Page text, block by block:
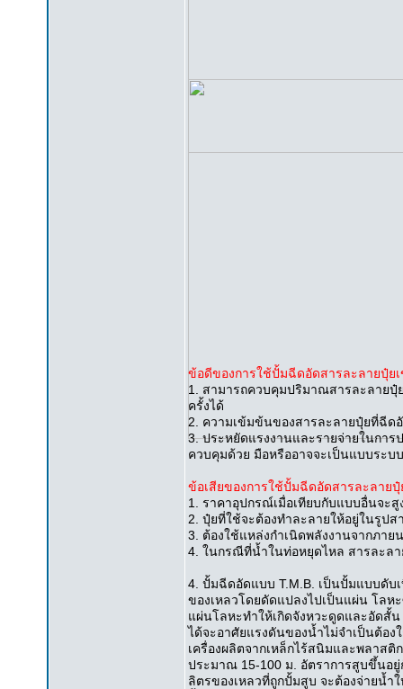
ข้อดีของการใช้ปั้มฉีดอัดสารละลายปุ๋ย
1. สามารถควบคุมปริมาณสารละลาย
ครั้งได้
2. ความเข้มข้นของสารละลายปุ๋ยที่ฉีด
3. ประหยัดแรงงานและรายจ่ายในกา
ควบคุมด้วย มือหรืออาจจะเป็นแบบระบ
ข้อเสียของการใช้ปั้มฉีดอัดสารละลายปุ๋
1. ราคาอุปกรณ์เมื่อเทียบกับแบบอื่นจะ
2. ปุ๋ยที่ใช้จะต้องทำละลายให้อยู่ในรูปส
3. ต้องใช้แหล่งกำเนิดพลังงานจากภาย
4. ในกรณีที่น้ำในท่อหยุดไหล สารละลา
4. ปั้มฉีดอัดแบบ T.M.B. เป็นปั้มแบบดับ
ของเหลวโดยดัดแปลงไปเป็นแผ่น โล
แผ่นโลหะทำให้เกิดจังหวะดูดและอัดสั้
ได้จะอาศัยแรงดันของน้ำไม่จำเป็นต้อ
เครื่องผลิตจากเหล็กไร้สนิมและพลาส
ประมาณ 15-100 ม. อัตราการสูบขึ้นอ
ลิตรของเหลวที่ถูกปั้มสูบ จะต้องจ่ายน้